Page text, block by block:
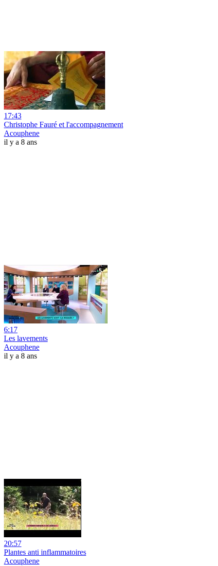
17:43
Christophe Fauré et l'accompagnement
Acouphene
il y a 8 ans
6:17
Les lavements
Acouphene
il y a 8 ans
20:57
Plantes anti inflammatoires
Acouphene